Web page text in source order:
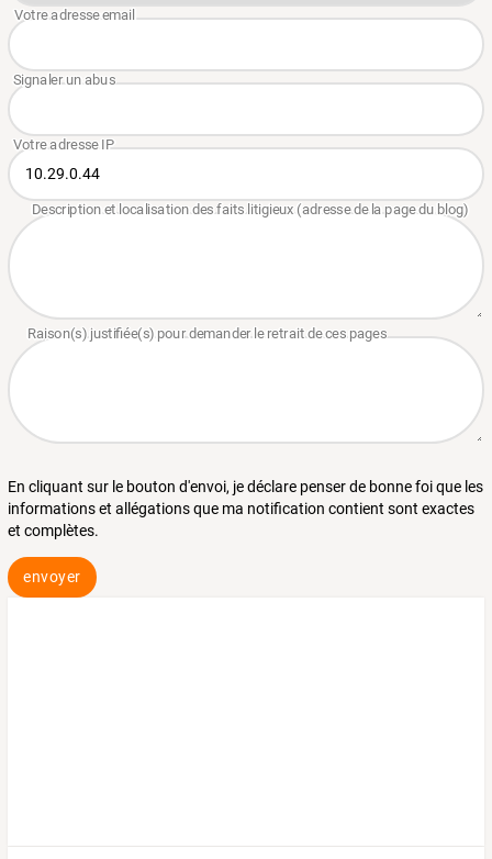
En cliquant sur le bouton d'envoi, je déclare penser de bonne foi que les
informations et allégations que ma notification contient sont exactes
et complètes.
envoyer